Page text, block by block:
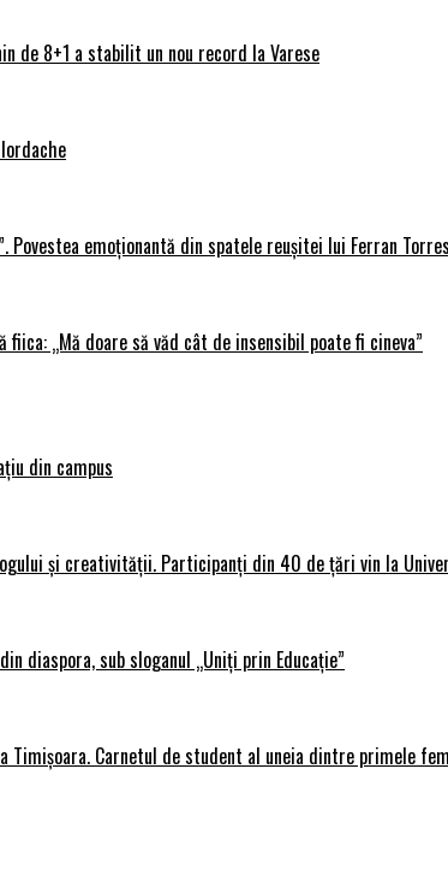
de 8+1 a stabilit un nou record la Varese
emoționantă din spatele reușitei lui Ferran
„Mă doare să văd cât de insensibil poate fi cineva”
din campus
și creativității. Participanți din 40 de țări vin la
diaspora, sub sloganul „Uniți prin Educație”
Carnetul de student al uneia dintre primele